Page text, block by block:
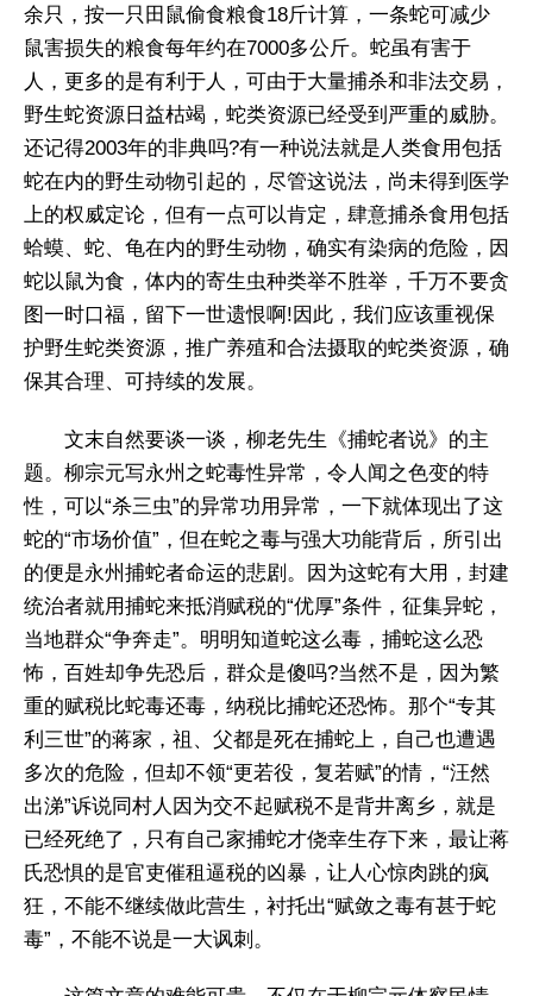
余只，按一只田鼠偷食粮食18斤计算，一条蛇可减少
鼠害损失的粮食每年约在7000多公斤。蛇虽有害于
人，更多的是有利于人，可由于大量捕杀和非法交易，
野生蛇资源日益枯竭，蛇类资源已经受到严重的威胁。
还记得2003年的非典吗?有一种说法就是人类食用包括
蛇在内的野生动物引起的，尽管这说法，尚未得到医学
上的权威定论，但有一点可以肯定，肆意捕杀食用包括
蛤蟆、蛇、龟在内的野生动物，确实有染病的危险，因
蛇以鼠为食，体内的寄生虫种类举不胜举，千万不要贪
图一时口福，留下一世遗恨啊!因此，我们应该重视保
护野生蛇类资源，推广养殖和合法摄取的蛇类资源，确
保其合理、可持续的发展。
文末自然要谈一谈，柳老先生《捕蛇者说》的主
题。柳宗元写永州之蛇毒性异常，令人闻之色变的特
性，可以“杀三虫”的异常功用异常，一下就体现出了这
蛇的“市场价值”，但在蛇之毒与强大功能背后，所引出
的便是永州捕蛇者命运的悲剧。因为这蛇有大用，封建
统治者就用捕蛇来抵消赋税的“优厚”条件，征集异蛇，
当地群众“争奔走”。明明知道蛇这么毒，捕蛇这么恐
怖，百姓却争先恐后，群众是傻吗?当然不是，因为繁
重的赋税比蛇毒还毒，纳税比捕蛇还恐怖。那个“专其
利三世”的蒋家，祖、父都是死在捕蛇上，自己也遭遇
多次的危险，但却不领“更若役，复若赋”的情，“汪然
出涕”诉说同村人因为交不起赋税不是背井离乡，就是
已经死绝了，只有自己家捕蛇才侥幸生存下来，最让蒋
氏恐惧的是官吏催租逼税的凶暴，让人心惊肉跳的疯
狂，不能不继续做此营生，衬托出“赋敛之毒有甚于蛇
毒”，不能不说是一大讽刺。